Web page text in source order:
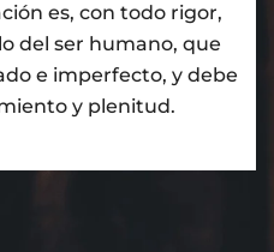
es, con todo rigor,
del ser humano, que
e imperfecto, y debe
y plenitud.